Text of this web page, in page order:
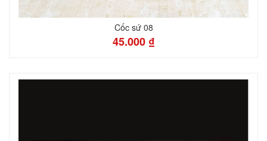
Cốc sứ 08
45.000 ₫